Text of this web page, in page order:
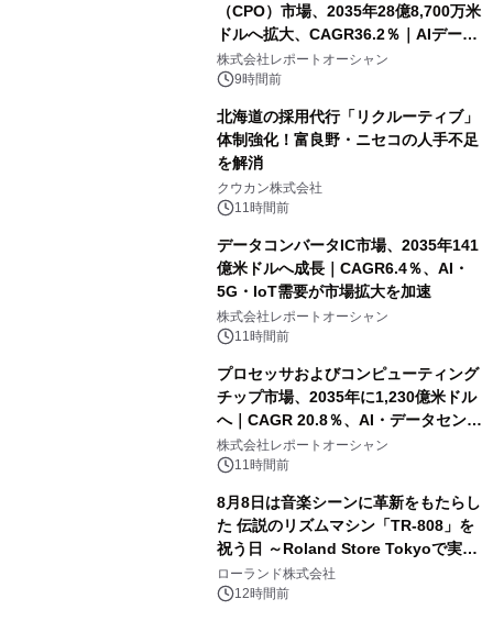
（CPO）市場、2035年28億8,700万米
ドルへ拡大、CAGR36.2％｜AIデータ
センター・高速光通信需要が成長を加
速
株式会社レポートオーシャン
9時間前
北海道の採用代行「リクルーティブ」
体制強化！富良野・ニセコの人手不足
を解消
クウカン株式会社
11時間前
データコンバータIC市場、2035年141
億米ドルへ成長｜CAGR6.4％、AI・
5G・IoT需要が市場拡大を加速
株式会社レポートオーシャン
11時間前
プロセッサおよびコンピューティング
チップ市場、2035年に1,230億米ドル
へ｜CAGR 20.8％、AI・データセンタ
ー需要が成長を牽引
株式会社レポートオーシャン
11時間前
8月8日は音楽シーンに革新をもたらし
た 伝説のリズムマシン「TR-808」を
祝う日 ～Roland Store Tokyoで実機
を展示しての 記念キャンペーンを開
催 英国ラジオ「NTS」の 特別プログ
ローランド株式会社
12時間前